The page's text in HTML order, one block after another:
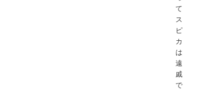
て
ス
ピ
カ
は
遠
戚
で